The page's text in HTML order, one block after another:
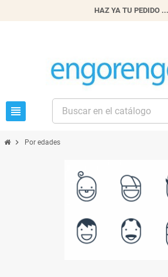
HAZ YA TU PEDIDO ...
view_headline
chevron_right Por edades